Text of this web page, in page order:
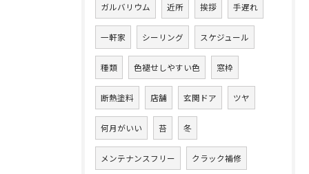
ガルバリウム 近所 挨拶 手遅れ
一軒家 シーリング スケジュール
種類 色褪せしやすい色 窓枠
断熱塗料 店舗 玄関ドア ツヤ
何月がいい 苔 冬
メンテナンスフリー クラック補修